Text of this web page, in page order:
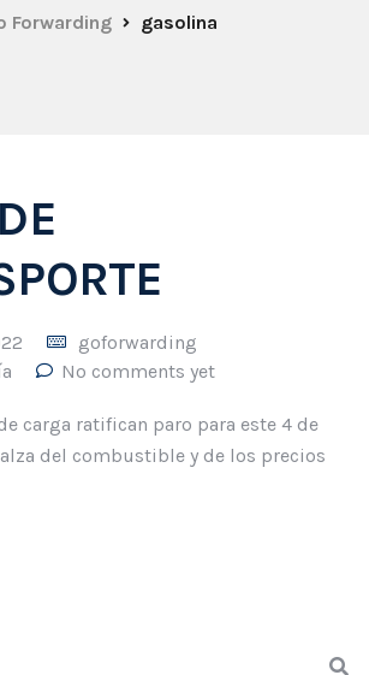
Forwarding gasolina
goforwarding
No comments yet
carga ratifican paro para este 4 de
del combustible y de los precios